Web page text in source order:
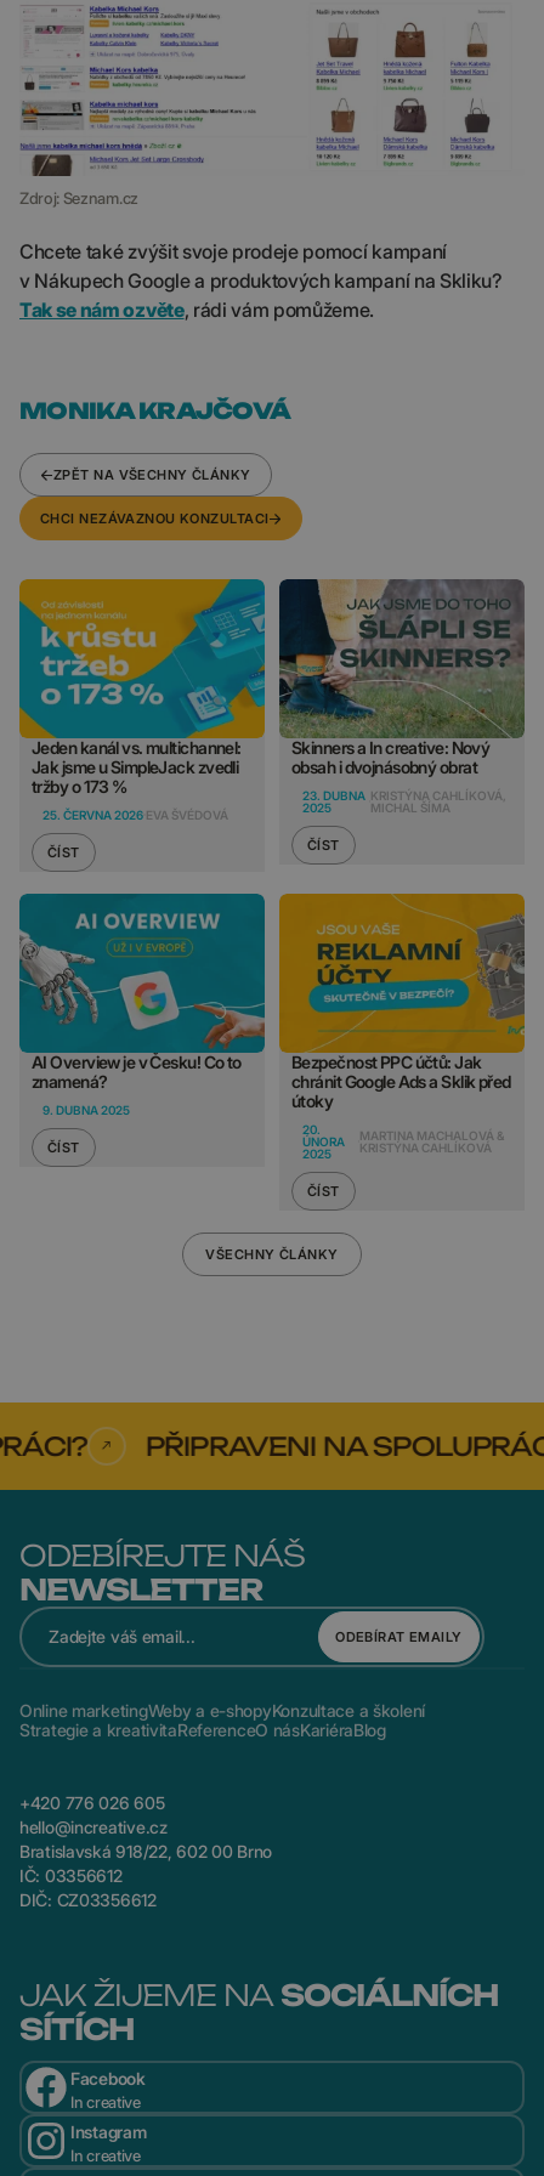
Zdroj: Seznam.cz
Chcete také zvýšit svoje prodeje pomocí kampaní
v Nákupech Google a produktových kampaní na Skliku?
Tak se nám ozvěte, rádi vám pomůžeme.
MONIKA KRAJČOVÁ
ZPĚT NA VŠECHNY ČLÁNKY
CHCI NEZÁVAZNOU KONZULTACI
Jeden kanál vs. multichannel:
Jak jsme u SimpleJack zvedli
tržby o 173 %
25. ČERVNA 2026 EVA ŠVÉDOVÁ
ČÍST
Skinners a In creative: Nový
obsah i dvojnásobný obrat
23. DUBNA
2025
KRISTÝNA CAHLÍKOVÁ,
MICHAL ŠÍMA
ČÍST
AI Overview je v Česku! Co to
znamená?
9. DUBNA 2025
ČÍST
Bezpečnost PPC účtů: Jak
chránit Google Ads a Sklik před
útoky
20.
ÚNORA
2025
MARTINA MACHALOVÁ &
KRISTÝNA CAHLÍKOVÁ
ČÍST
VŠECHNY ČLÁNKY
PŘIPRAVENI NA
ODEBÍREJTE NÁŠ
NEWSLETTER
ODEBÍRAT EMAILY
Online marketingWeby a e-shopyKonzultace a školení
Strategie a kreativitaReferenceO násKariéraBlog
+420 776 026 605
hello@increative.cz
Bratislavská 918/22, 602 00 Brno
IČ: 03356612
DIČ: CZ03356612
JAK ŽIJEME NA SOCIÁLNÍCH
SÍTÍCH
Facebook
In creative
Instagram
In creative